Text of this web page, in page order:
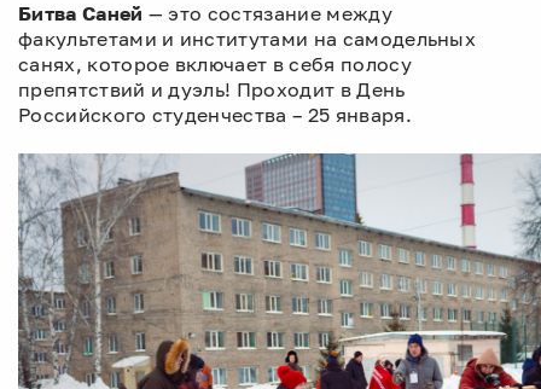
Битва Саней — это состязание между
факультетами и институтами на самодельных
санях, которое включает в себя полосу
препятствий и дуэль! Проходит в День
Российского студенчества – 25 января.